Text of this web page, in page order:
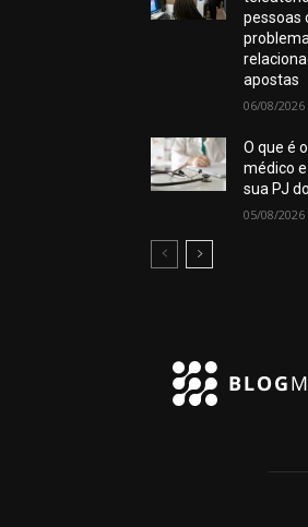
pessoas
apostas
06/08/2026
O que é
médico
sua PJ
05/08/2026